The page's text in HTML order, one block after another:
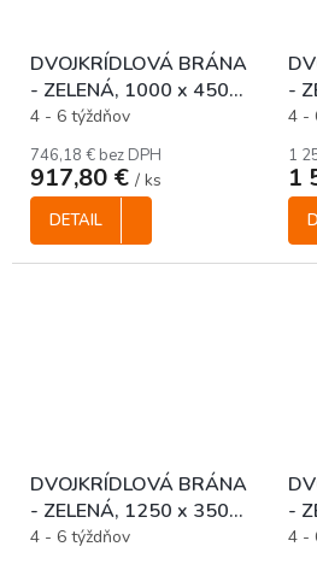
DVOJKRÍDLOVÁ BRÁNA
- ZELENÁ, 1000 x 4500
mm
4 - 6 týždňov
746,18 € bez DPH
917,80 € / ks
DETAIL
-
4 -
1
1
DVOJKRÍDLOVÁ BRÁNA
- ZELENÁ, 1250 x 3500
mm
4 - 6 týždňov
-
4 -